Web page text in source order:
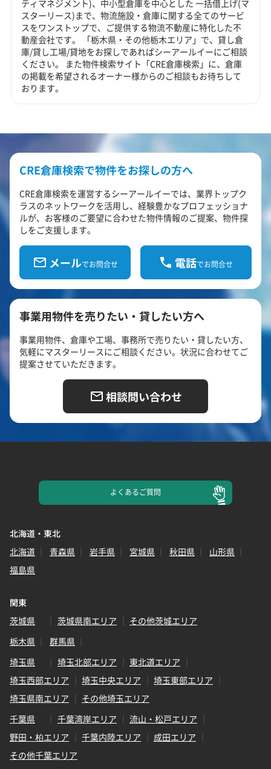
ティマネジメント)、中小型倉庫を中心とした 一括借上げ(マ
スターリース)まで、物流施設・倉庫に関する全てのサービ
スをワンストップで、ご提供する物流不動産に特化した不
動産会社です。 「栃木県・その他栃木エリア」で、貸し倉
庫/貸し工場/貸地をお探しであればシーアールイーにご相談
ください。 また物件検索サイト「CRE倉庫検索」に、倉庫
の掲載を希望されるオーナー様からのご相談もお待ちして
おります。
CRE倉庫検索で物件をお探しの方へ
CRE倉庫検索を運営するシーアールイーでは、業界トップク
ラスのネットワークを活用し、経験豊かなプロフェッショナ
ルが、お客様のご要望に合わせた物件情報のご提案、物件探
しをご支援します。
メールでお問合せ 電話でお問合せ
事業用物件を売りたい・貸したい方へ
事業用物件、倉庫や工場、事務所で売りたい・貸したい方、
気軽にマスターリースにご相談ください。状況に合わせてご
提案させていただきます。
相談問い合わせ
よくあるご質問
北海道・東北
北海道
青森県 岩手県 宮城県 秋田県
山形県
福島県
関東
茨城県
茨城県南エリア
その他茨城エリア
栃木県
群馬県
埼玉県
埼玉北部エリア
東北道エリア
埼玉西部エリア
埼玉中央エリア
埼玉東部エリア
埼玉県南エリア
その他埼玉エリア
千葉県
千葉湾岸エリア
流山・松戸エリア
野田・柏エリア
千葉内陸エリア
成田エリア
その他千葉エリア